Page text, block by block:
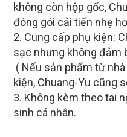
không còn hộp gốc,
đóng gói cải tiến nhẹ
2. Cung cấp phụ kiện:
sạc nhưng không đảm
( Nếu sản phẩm từ
kiện, Chuang-Yu cũng
3. Không kèm theo tai
sinh cá nhân.